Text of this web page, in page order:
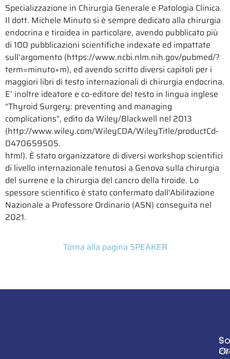
Specializzazione in Chirurgia Generale e Patologia Clinica.
Il dott. Michele Minuto si è sempre dedicato alla chirurgia
endocrina e tiroidea in particolare, avendo pubblicato più
di 100 pubblicazioni scientifiche indexate ed impattate
sull’argomento (https://www.ncbi.nlm.nih.gov/pubmed/?
term=minuto+m), ed avendo scritto diversi capitoli per i
maggiori libri di testo internazionali di chirurgia endocrina.
E’ inoltre ideatore e co-editore del testo in lingua inglese
“Thyroid Surgery: preventing and managing
complications”, edito da Wiley/Blackwell nel 2013
(http://www.wiley.com/WileyCDA/WileyTitle/productCd-
0470659505.
html). È stato organizzatore di diversi workshop scientifici
di livello internazionale tenutosi a Genova sulla chirurgia
del surrene e la chirurgia del cancro della tiroide. Lo
spessore scientifico è stato confermato dall’Abilitazione
Nazionale a Professore Ordinario (ASN) conseguita nel
2021.
Torna alla pagina SPEAKER
©